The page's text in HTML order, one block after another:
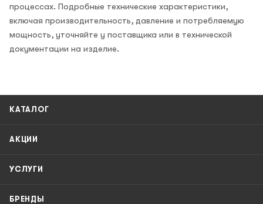
процессах. Подробные технические характеристики,
включая производительность, давление и потребляемую
мощность, уточняйте у поставщика или в технической
документации на изделие.
КАТАЛОГ
АКЦИИ
УСЛУГИ
БРЕНДЫ